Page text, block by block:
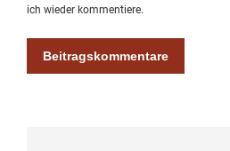
ich wieder kommentiere.
Beitragskommentare